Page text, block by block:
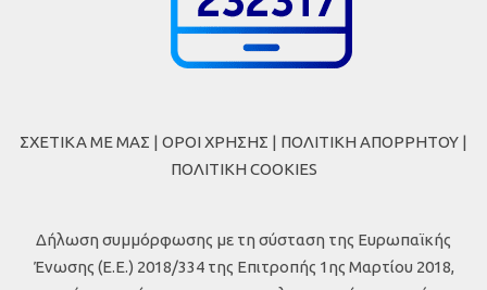
ΣΧΕΤΙΚΑ ΜΕ ΜΑΣ | ΟΡΟΙ ΧΡΗΣΗΣ | ΠΟΛΙΤΙΚΗ ΑΠΟΡΡΗΤΟΥ |
ΠΟΛΙΤΙΚΗ COOKIES
Δήλωση συμμόρφωσης με τη σύσταση της Ευρωπαϊκής
Ένωσης (Ε.Ε.) 2018/334 της Επιτροπής 1ης Μαρτίου 2018,